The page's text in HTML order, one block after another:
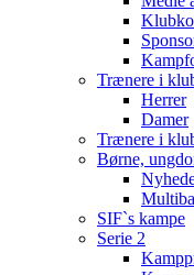
Trænere i
Herrer
Damer
Trænere i
Børne,
SIF`s kampe
Serie 2